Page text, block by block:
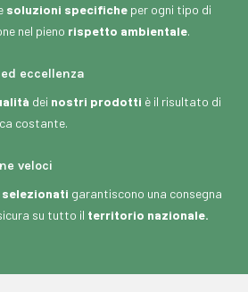
soluzioni specifiche per ogni tipo di
nel pieno rispetto ambientale.
eccellenza
dei nostri prodotti è il risultato di
costante.
veloci
garantiscono una consegna
su tutto il territorio nazionale.